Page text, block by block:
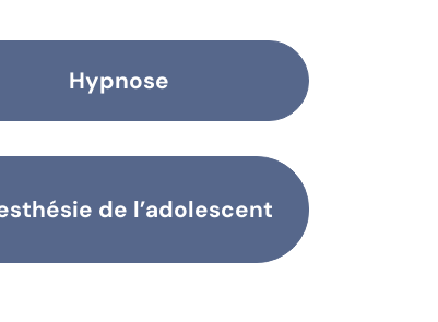
Hypnose
de l’adolescent